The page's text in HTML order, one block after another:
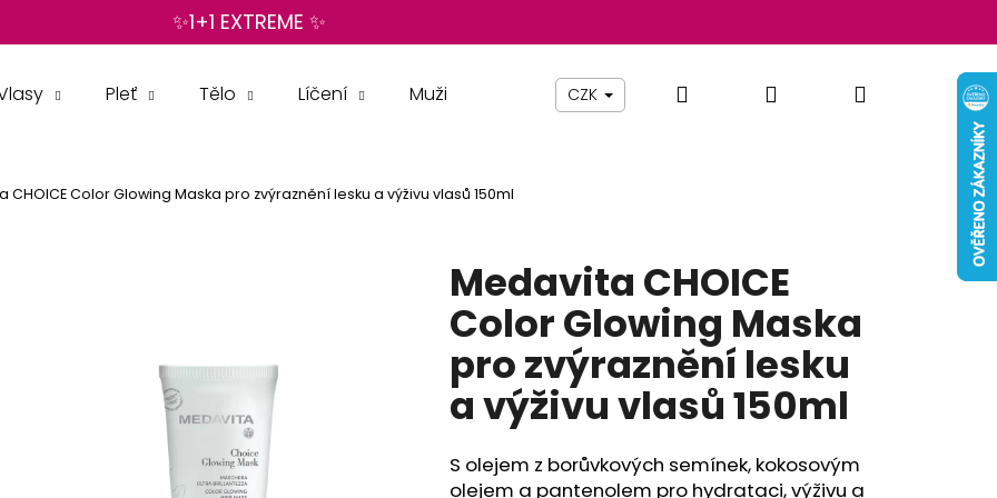
✨1+1 EXTREME ✨
Pleť Tělo Líčení Muži Beauty By Simona Pomůcky Nábytek
CZK Hledat PřihlášeníNákupní
CHOICE Color Glowing Maska pro zvýraznění lesku a výživu vlasů 150ml
Medavita CHOICE
Color Glowing Maska
pro zvýraznění lesku
a výživu vlasů 150ml
S olejem z borůvkových semínek, kokosovým
olejem a pantenolem pro hydrataci, výživu a